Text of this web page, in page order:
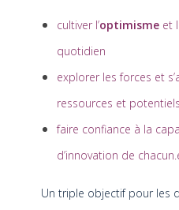
cultiver l’optimisme et
quotidien
explorer les forces et
ressources et potentiels
faire confiance à la
d’innovation de
Un triple objectif pour les